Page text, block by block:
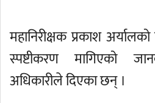
महानिरीक्षक प्रकाश
स्पष्टीकरण मागिएको
अधिकारीले दिएका छन् ।